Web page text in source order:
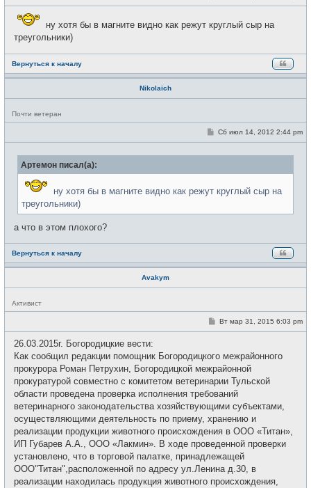
е
щ
и
ну хотя бы в магните видно как режут круглый сыр на
треугольники)
Вернуться к началу
Nikolaich
Н
е
Почти ветеран
С
б
е
и
Сб июл 14, 2012 2:44 pm
Артемон писал(а):
ну хотя бы в магните видно как режут круглый сыр на
треугольники)
а что в этом плохого?
Вернуться к началу
Avakym
Н
е
т
и
Активист
С
щ
н
и
Вт мар 31, 2015 6:03 pm
26.03.2015г. Богородицкие вести:
Как сообщил редакции помощник Богородицкого межрайонного
прокурора Роман Петрухин, Богородицкой межрайонной
прокуратурой совместно с комитетом ветеринарии Тульской
области проведена проверка исполнения требований
ветеринарного законодательства хозяйствующими субъектами,
осуществляющими деятельность по приему, хранению и
реализации продукции животного происхождения в ООО «Титан»,
ИП Губарев А.А., ООО «Лакмин». В ходе проведенной проверки
установлено, что в торговой палатке, принадлежащей
ООО"Титан",расположенной по адресу ул.Ленина д.30, в
реализации находилась продукция животного происхождения,